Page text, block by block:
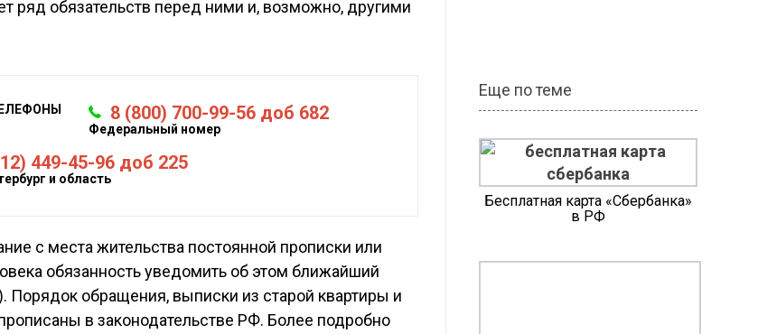
ряд обязательств перед ними и, возможно, другими
8 (800) 700-99-56 доб 682
Федеральный номер
449-45-96 доб 225
и область
с места жительства постоянной прописки или
обязанность уведомить об этом ближайший
обращения, выписки из старой квартиры и
в законодательстве РФ. Более подробно
Еще по теме
Бесплатная карта «Сбербанка»
в РФ